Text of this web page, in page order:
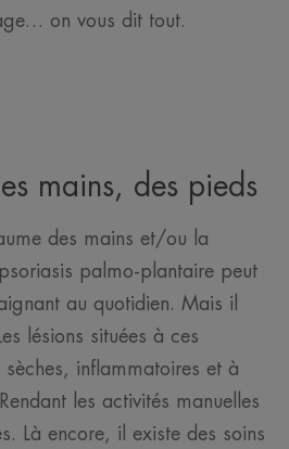
on vous dit tout.
mains, des pieds
des mains et/ou la
palmo-plantaire peut
au quotidien. Mais il
lésions situées à ces
inflammatoires et à
les activités manuelles
Là encore, il existe des soins